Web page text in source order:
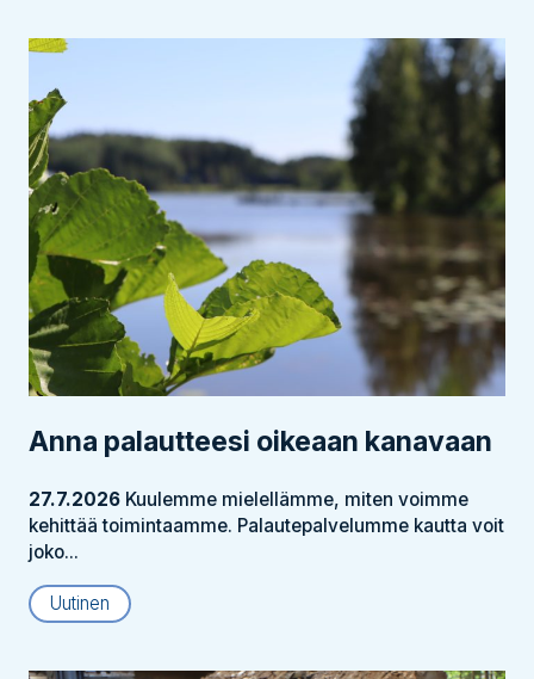
Anna palautteesi oikeaan kanavaan
27.7.2026 Kuulemme mielellämme, miten voimme
kehittää toimintaamme. Palautepalvelumme kautta voit
joko...
Uutinen